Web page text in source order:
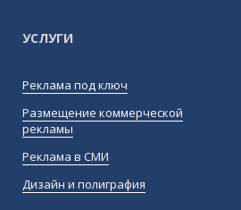
УСЛУГИ
Реклама под ключ
Размещение коммерческой
рекламы
Реклама в СМИ
Дизайн и полиграфия